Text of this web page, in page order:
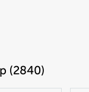
(2840)